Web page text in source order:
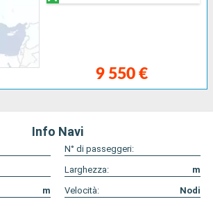
9 550 €
Info Navi
N° di passeggeri:
Larghezza:
m
m Velocità: Nodi